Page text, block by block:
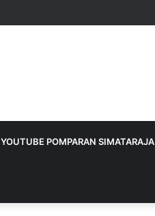
YOUTUBE POMPARAN SIMATARAJA